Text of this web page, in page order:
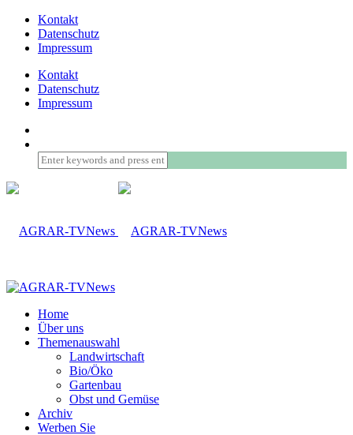
Kontakt
Datenschutz
Impressum
Kontakt
Datenschutz
Impressum
Home
Über uns
Themenauswahl
Landwirtschaft
Bio/Öko
Gartenbau
Obst und Gemüse
Archiv
Werben Sie